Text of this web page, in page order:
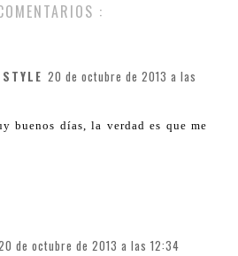
:
20 de octubre de 2013 a las
buenos días, la verdad es que me
de octubre de 2013 a las 12:34